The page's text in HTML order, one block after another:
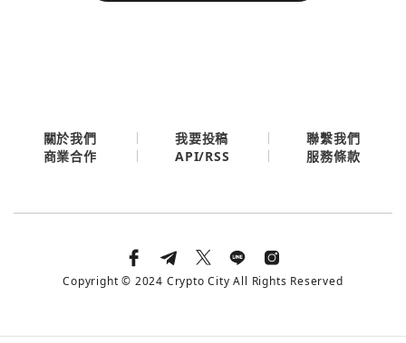
關於我們 我要投稿
聯繫我們
商業合作
API/RSS 服務條款
Copyright © 2024 Crypto City All Rights Reserved